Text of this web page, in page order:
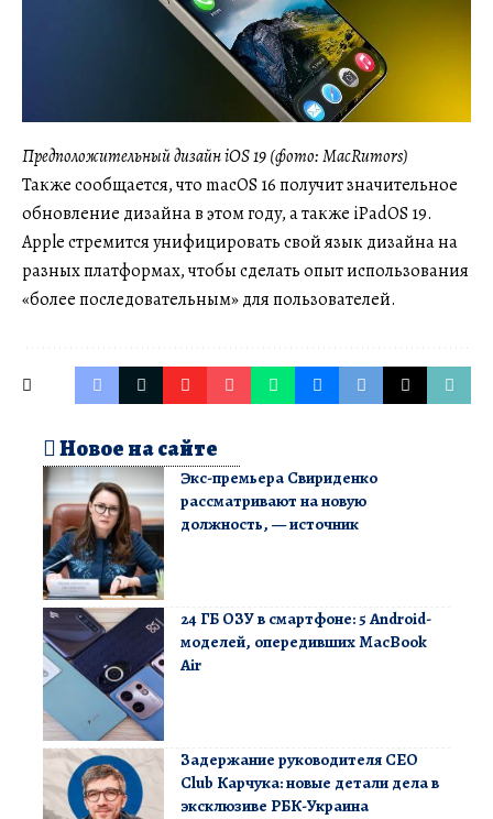
Предположительный дизайн iOS 19 (фото: MacRumors)
Также сообщается, что macOS 16 получит значительное
обновление дизайна в этом году, а также iPadOS 19.
Apple стремится унифицировать свой язык дизайна на
разных платформах, чтобы сделать опыт использования
«более последовательным» для пользователей.
Новое на сайте
Экс-премьера Свириденко
рассматривают на новую
должность, — источник
24 ГБ ОЗУ в смартфоне: 5 Android-
моделей, опередивших MacBook
Air
Задержание руководителя CEO
Club Карчука: новые детали дела в
эксклюзиве РБК-Украина